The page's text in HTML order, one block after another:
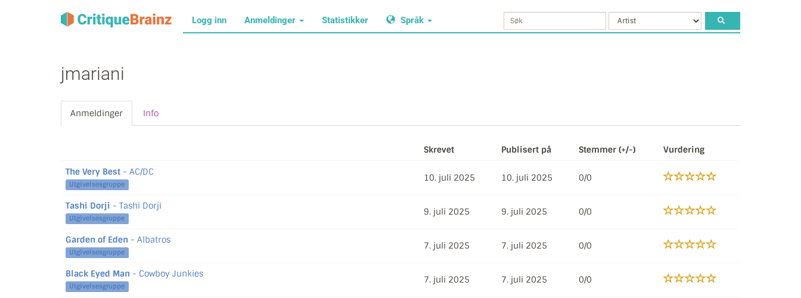
Logg inn Anmeldinger Statistikker Språk
jmariani
Anmeldinger Info
Skrevet Publisert på Stemmer (+/-) Vurdering
The Very Best - AC/DC
Utgivelsesgruppe
10. juli 2025 10. juli 2025 0/0
Tashi Dorji - Tashi Dorji
Utgivelsesgruppe
9. juli 2025 9. juli 2025 0/0
Garden of Eden - Albatros
Utgivelsesgruppe
7. juli 2025 7. juli 2025 0/0
Black Eyed Man - Cowboy Junkies
Utgivelsesgruppe
7. juli 2025 7. juli 2025 0/0